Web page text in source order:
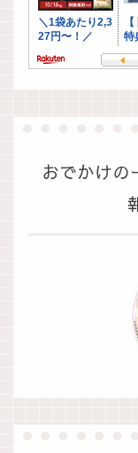
おでかけの